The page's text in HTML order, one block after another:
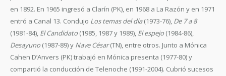
en 1892. En 1965 ingresó a Clarín (PK), en 1968 a La Razón y en 1971
entró a Canal 13. Condujo Los temas del día(1973-76), De 7 a 8
(1981-84), El Candidato (1985, 1987 y 1989), El espejo (1984-86),
Desayuno (1987-89) y Nave César(TN), entre otros. Junto a Mónica
Cahen D’Anvers (PK) trabajó en Mónica presenta (1977-80) y
compartió la conducción de Telenoche (1991-2004). Cubrió sucesos